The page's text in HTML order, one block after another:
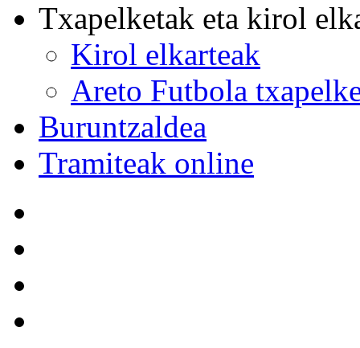
Txapelketak eta kirol
Kirol elkarteak
Areto Futbola
Buruntzaldea
Tramiteak online